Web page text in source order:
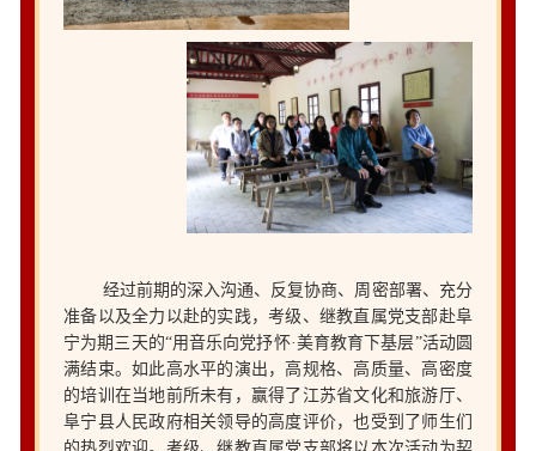
经过前期的深入沟通、反复协商、周密部署、充分
准备以及全力以赴的实践，考级、继教直属党支部赴阜
宁为期三天的“用音乐向党抒怀·美育教育下基层”活动圆
满结束。如此高水平的演出，高规格、高质量、高密度
的培训在当地前所未有，赢得了江苏省文化和旅游厅、
阜宁县人民政府相关领导的高度评价，也受到了师生们